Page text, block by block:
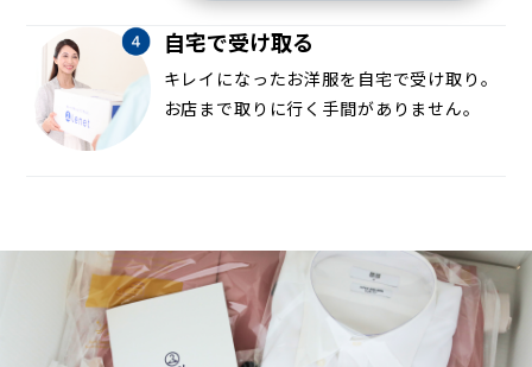
自宅で受け取る
キレイになったお洋服を自宅で受け取り。
お店まで取りに行く手間がありません。